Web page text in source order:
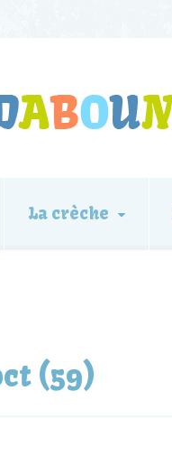
La crèche
(59)